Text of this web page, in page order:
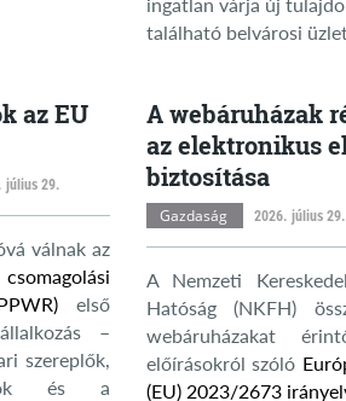
található belvárosi
az EU
július 29.
válnak az
első
–
szereplők,
és a
A webáruházak
az elektronikus
biztosítása
Gazdaság 2026. július 29.
A Nemzeti
Hatóság (NKFH)
webáruházakat
előírásokról szóló
(EU) 2023/2673